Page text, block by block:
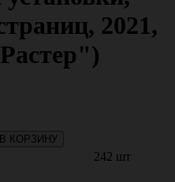
2021,
КОРЗИНУ
242 шт